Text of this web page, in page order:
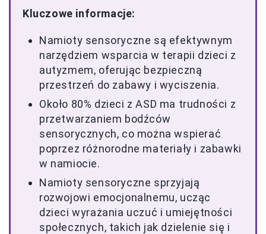
Kluczowe informacje:
Namioty sensoryczne są efektywnym
narzędziem wsparcia w terapii dzieci z
autyzmem, oferując bezpieczną
przestrzeń do zabawy i wyciszenia.
Około 80% dzieci z ASD ma trudności z
przetwarzaniem bodźców
sensorycznych, co można wspierać
poprzez różnorodne materiały i zabawki
w namiocie.
Namioty sensoryczne sprzyjają
rozwojowi emocjonalnemu, ucząc
dzieci wyrażania uczuć i umiejętności
społecznych, takich jak dzielenie się i